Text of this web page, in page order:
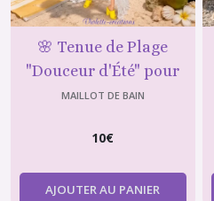
🌸 Tenue de Plage
"Douceur d'Été" pour
Poupée Mannequin type
MAILLOT DE BAIN
10€
AJOUTER AU PANIER